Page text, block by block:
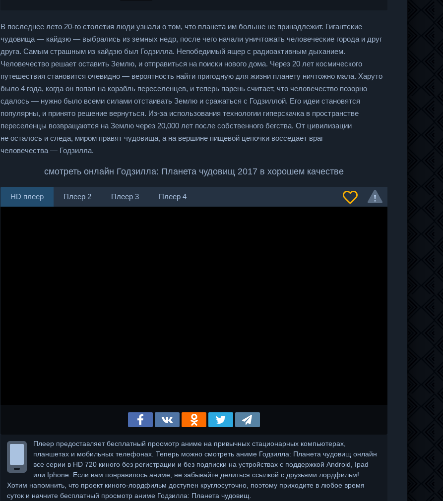
В последнее лето 20-го столетия люди узнали о том, что планета им больше не принадлежит. Гигантские
чудовища — кайдзю — выбрались из земных недр, после чего начали уничтожать человеческие города и друг
друга. Самым страшным из кайдзю был Годзилла. Непобедимый ящер с радиоактивным дыханием.
Человечество решает оставить Землю, и отправиться на поиски нового дома. Через 20 лет космического
путешествия становится очевидно — вероятность найти пригодную для жизни планету ничтожно мала. Харуто
было 4 года, когда он попал на корабль переселенцев, и теперь парень считает, что человечество позорно
сдалось — нужно было всеми силами отстаивать Землю и сражаться с Годзиллой. Его идеи становятся
популярны, и принято решение вернуться. Из-за использования технологии гиперскачка в пространстве
переселенцы возвращаются на Землю через 20,000 лет после собственного бегства. От цивилизации
не осталось и следа, миром правят чудовища, а на вершине пищевой цепочки восседает враг
человечества — Годзилла.
смотреть онлайн Годзилла: Планета чудовищ 2017 в хорошем качестве
HD плеер Плеер 2 Плеер 3 Плеер 4
Плеер предоставляет бесплатный просмотр аниме на привычных стационарных компьютерах,
планшетах и мобильных телефонах. Теперь можно смотреть аниме Годзилла: Планета чудовищ онлайн
все серии в HD 720 киного без регистрации и без подписки на устройствах с поддержкой Android, Ipad
или Iphone. Если вам понравилось аниме, не забывайте делиться ссылкой с друзьями лордфильм!
Хотим напомнить, что проект киного-лордфильм доступен круглосуточно, поэтому приходите в любое время
суток и начните бесплатный просмотр аниме Годзилла: Планета чудовищ.